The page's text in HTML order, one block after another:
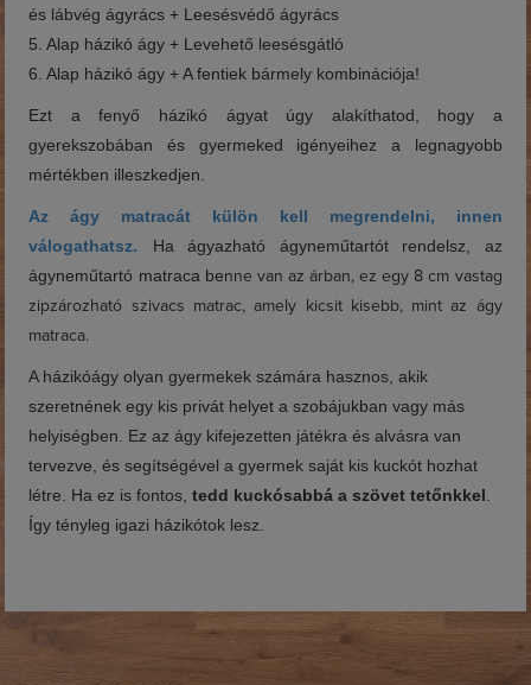
és lábvég ágyrács + Leesésvédő ágyrács
5. Alap házikó ágy + Levehető leesésgátló
6. Alap házikó ágy + A fentiek bármely kombinációja!
Ezt a fenyő házikó ágyat úgy alakíthatod, hogy a
gyerekszobában és gyermeked igényeihez a legnagyobb
mértékben illeszkedjen.
Az ágy matracát külön kell megrendelni, innen
válogathatsz.
Ha ágyazható ágyneműtartót rendelsz, az
ágyneműtartó matraca benne van az árban, ez egy 8 cm vastag
zipzározható szivacs matrac, amely kicsit kisebb, mint az ágy
matraca.
A házikóágy olyan gyermekek számára hasznos, akik
szeretnének egy kis privát helyet a szobájukban vagy más
helyiségben. Ez az ágy kifejezetten játékra és alvásra van
tervezve, és segítségével a gyermek saját kis kuckót hozhat
létre. Ha ez is fontos,tedd kuckósabbá a szövet tetőnkkel
Így tényleg igazi házikótok lesz.